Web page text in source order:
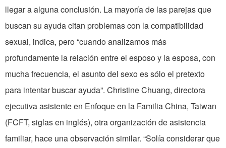
llegar a alguna conclusión. La mayoría de las parejas que
buscan su ayuda citan problemas con la compatibilidad
sexual, indica, pero “cuando analizamos más
profundamente la relación entre el esposo y la esposa, con
mucha frecuencia, el asunto del sexo es sólo el pretexto
para intentar buscar ayuda”. Christine Chuang, directora
ejecutiva asistente en Enfoque en la Familia China, Taiwan
(FCFT, siglas en inglés), otra organización de asistencia
familiar, hace una observación similar. “Solía considerar que